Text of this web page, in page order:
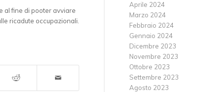
al fine di pooter avviare
ricadute occupazionali.
Aprile 2024
Marzo 2024
Febbraio 2024
Gennaio 2024
Dicembre 2023
Novembre 2023
Ottobre 2023
Settembre 2023
Agosto 2023